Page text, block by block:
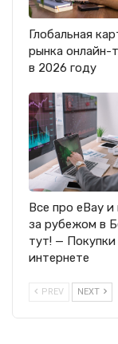
Глобальная
рынка онлайн-
в 2026 году
Все про eBay и
за рубежом в
тут! — Покупки
интернете
PREV NEXT